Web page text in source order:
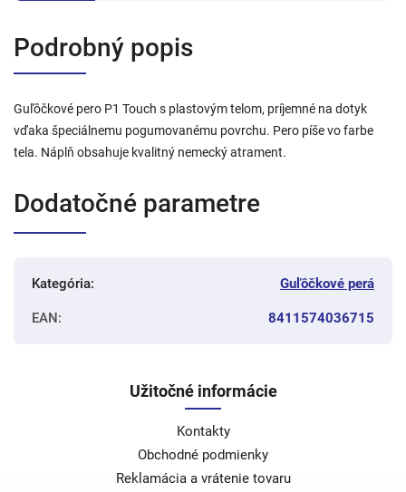
Podrobný popis
Guľôčkové pero P1 Touch s plastovým telom, príjemné na dotyk
vďaka špeciálnemu pogumovanému povrchu. Pero píše vo farbe
tela. Náplň obsahuje kvalitný nemecký atrament.
Dodatočné parametre
Kategória: Guľôčkové perá
EAN: 8411574036715
Užitočné informácie
Kontakty
Obchodné podmienky
Reklamácia a vrátenie tovaru